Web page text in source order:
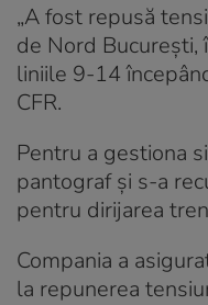
„A fost repusă
de Nord Bucureşti,
liniile 9-14
CFR.
Pentru a gestiona
pantograf și s-a
pentru dirijarea
Compania a
la repunerea